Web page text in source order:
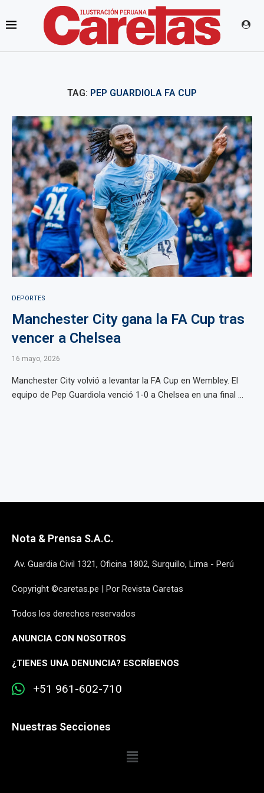
TAG: PEP GUARDIOLA FA CUP
DEPORTES
Manchester City gana la FA Cup tras
vencer a Chelsea
16 mayo, 2026
Manchester City volvió a levantar la FA Cup en Wembley. El
equipo de Pep Guardiola venció 1-0 a Chelsea en una final ...
Nota & Prensa S.A.C.
Av. Guardia Civil 1321, Oficina 1802, Surquillo, Lima - Perú
Copyright ©caretas.pe | Por Revista Caretas
Todos los derechos reservados
ANUNCIA CON NOSOTROS
¿TIENES UNA DENUNCIA? ESCRÍBENOS
+51 961-602-710
Nuestras Secciones